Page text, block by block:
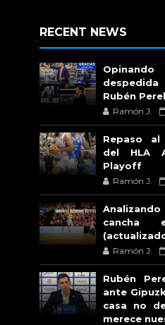
RECENT NEWS
Rubén
Ramón J.
Repaso al
del HLA
Playoff
Ramón J.
cancha
Ramón J.
Rubén
ante
casa no
merece